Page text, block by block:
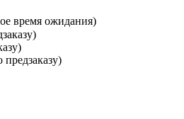
время ожидания)